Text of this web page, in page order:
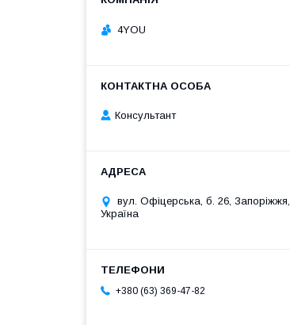
4YOU
Консультант
вул. Офіцерська, б. 26, Запоріжжя,
Україна
+380 (63) 369-47-82